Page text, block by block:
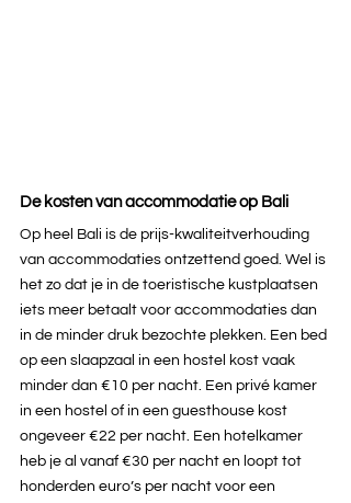
De kosten van accommodatie op Bali
Op heel Bali is de prijs-kwaliteitverhouding
van accommodaties ontzettend goed. Wel is
het zo dat je in de toeristische kustplaatsen
iets meer betaalt voor accommodaties dan
in de minder druk bezochte plekken. Een bed
op een slaapzaal in een hostel kost vaak
minder dan €10 per nacht. Een privé kamer
in een hostel of in een guesthouse kost
ongeveer €22 per nacht. Een hotelkamer
heb je al vanaf €30 per nacht en loopt tot
honderden euro’s per nacht voor een